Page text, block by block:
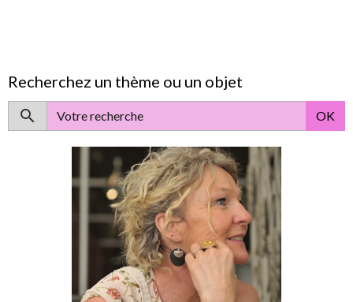
Recherchez un thème ou un objet
OK